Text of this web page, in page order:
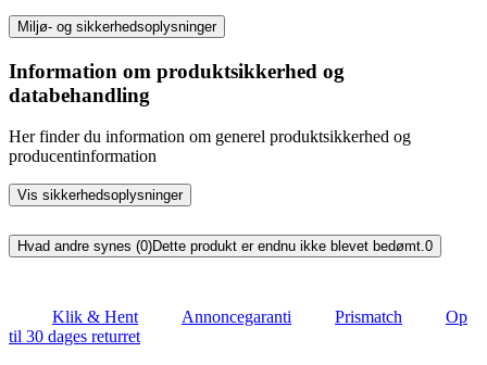
Miljø- og sikkerhedsoplysninger
Information om produktsikkerhed og
databehandling
Her finder du information om generel produktsikkerhed og
producentinformation
Vis sikkerhedsoplysninger
Hvad andre synes (0)Dette produkt er endnu ikke blevet bedømt.0
Klik & Hent Annoncegaranti Prismatch
Op
til 30 dages returret